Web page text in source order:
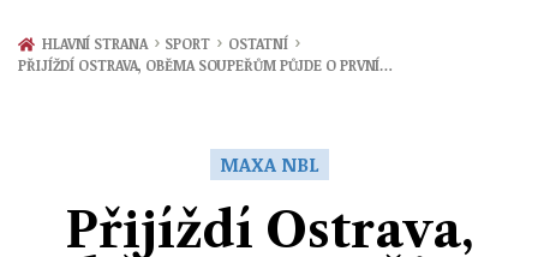
Zprávy
Přerov
Ekonomika
Ženy
Sport
HLAVNÍ STRANA › SPORT › OSTATNÍ ›
PŘIJÍŽDÍ OSTRAVA, OBĚMA SOUPEŘŮM PŮJDE O PRVNÍ…
MAXA NBL
Přijíždí Ostrava,